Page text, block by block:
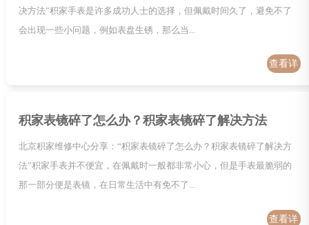
决方法”积家手表是许多成功人士的选择，但佩戴时间久了，避免不了
会出现一些小问题，例如表盘生锈，那么当...
查看详
积家表镜碎了怎么办？积家表镜碎了解决方法
北京积家维修中心分享：“积家表镜碎了怎么办？积家表镜碎了解决方
法”积家手表并不便宜，在佩戴时一般都非常小心，但是手表最脆弱的
那一部分便是表镜，在日常生活中有免不了...
查看详